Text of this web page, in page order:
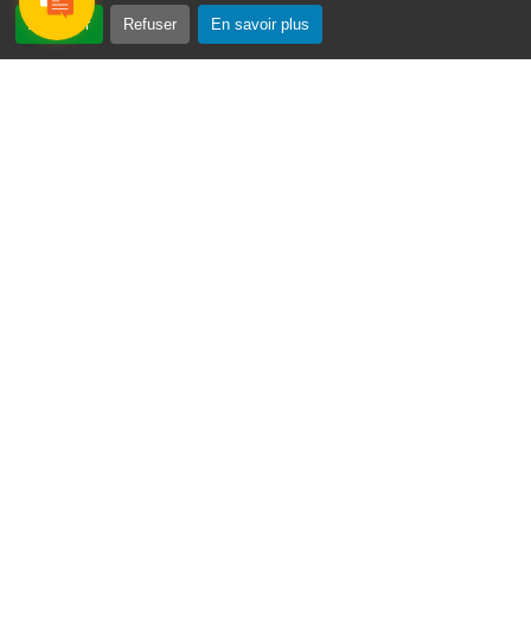
Accepter Refuser En savoir plus